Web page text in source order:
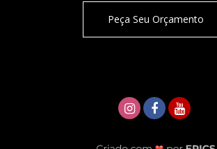
Peça Seu Orçamento